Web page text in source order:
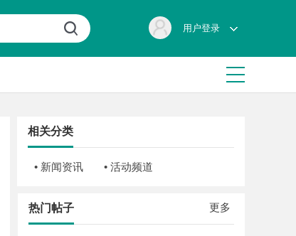
用户登录
相关分类
• 新闻资讯 • 活动频道
更多
热门帖子